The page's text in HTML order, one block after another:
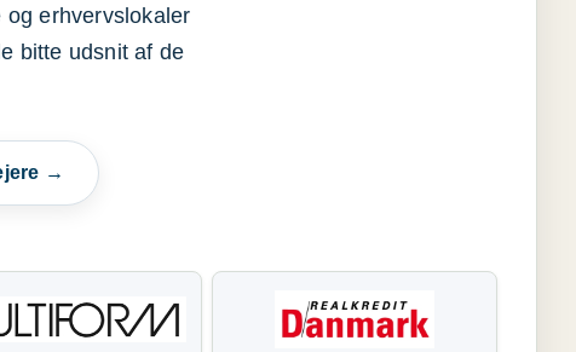
erhvervslokaler
bitte udsnit af de
→